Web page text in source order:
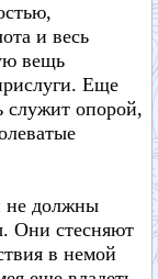
и весь
вещь
Еще
служит опорой,
не должны
Они стесняют
в немой